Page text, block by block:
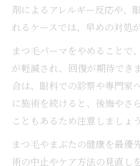
剤によるアレルギー反応や、
れるケースでは、早めの対処
まつ毛パーマをやめることで
が軽減され、回復が期待でき
合は、眼科での診察や専門家
に施術を続けると、後悔やさ
こともあるため注意しましょう
まつ毛やまぶたの健康を最優
術の中止やケア方法の見直し